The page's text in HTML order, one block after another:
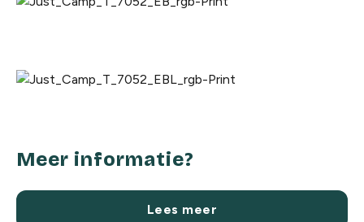
Meer informatie?
Lees meer